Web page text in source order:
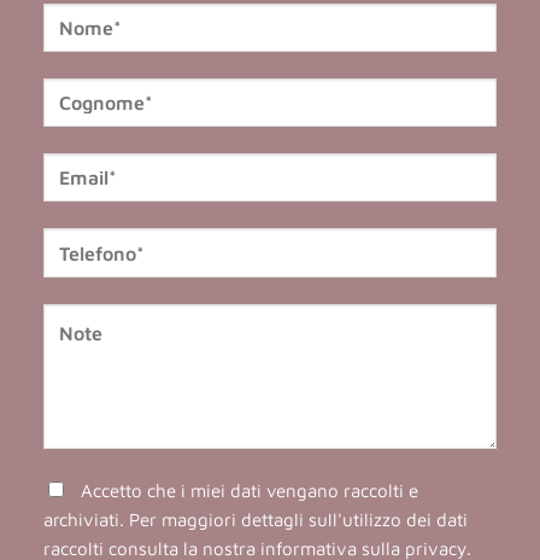
Accetto che i miei dati vengano raccolti e
archiviati. Per maggiori dettagli sull'utilizzo dei dati
raccolti consulta la nostra informativa sulla privacy.